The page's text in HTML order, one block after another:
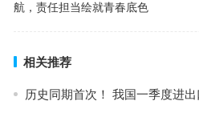
航，责任担当绘就青春底色
相关推荐
历史同期首次！ 我国一季度进